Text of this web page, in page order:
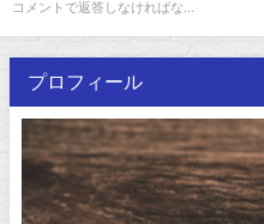
コメントで返答しなければな...
プロフィール